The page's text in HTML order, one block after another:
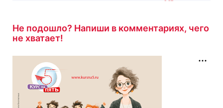
3/5
Не подошло? Напиши в комментариях, чего
не хватает!